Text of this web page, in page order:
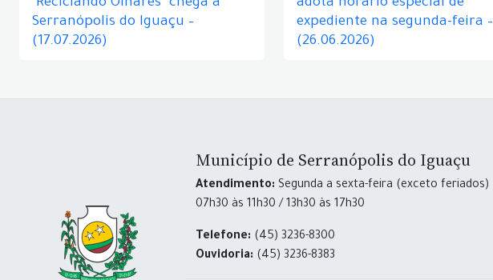
"Reciclando Olhares" chega a
Serranópolis do Iguaçu –
(17.07.2026)
adota horário especial de
expediente na segunda-feira –
(26.06.2026)
Município de Serranópolis do Iguaçu
Atendimento: Segunda a sexta-feira (exceto feriados)
07h30 às 11h30 / 13h30 às 17h30
Telefone: (45) 3236-8300
Ouvidoria: (45) 3236-8383